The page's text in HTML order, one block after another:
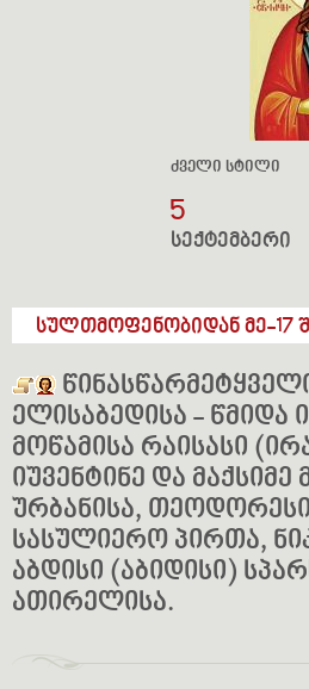
ძველი სტილი
5
სექტემბერი
სულთმოფენობიდან მე-17
ელისაბედისა -
მოწამისა რაისასი
იუვენტინე და
ურბანისა,
სასულიერო პირთა,
აბდისი (აბიდისი)
ათირელისა.